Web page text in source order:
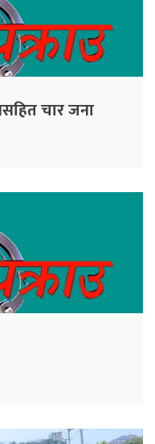
चार जना